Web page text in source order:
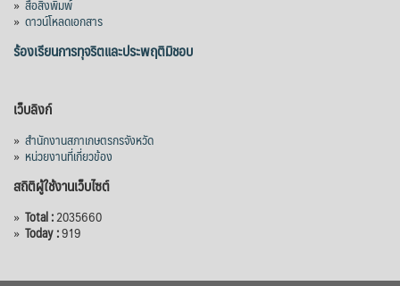
» สื่อสิ่งพิมพ์
» ดาวน์โหลดเอกสาร
ร้องเรียนการทุจริตและประพฤติมิชอบ
เว็บลิงก์
» สำนักงานสภาเกษตรกรจังหวัด
» หน่วยงานที่เกี่ยวข้อง
สถิติผู้ใช้งานเว็บไซต์
» Total :2035660
» Today :919